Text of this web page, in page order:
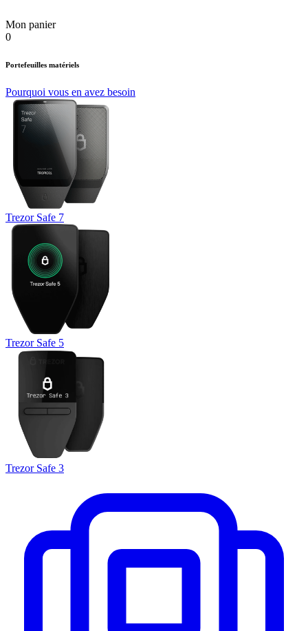
Mon panier
0
Portefeuilles matériels
Pourquoi vous en avez besoin
Trezor Safe 7
Trezor Safe 5
Trezor Safe 3